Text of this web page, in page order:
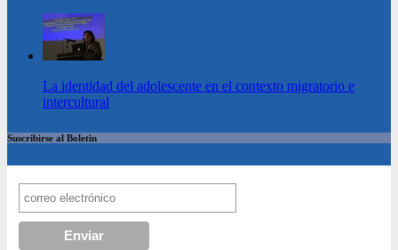
La identidad del adolescente en el contexto migratorio e
intercultural
Suscribirse al Boletin